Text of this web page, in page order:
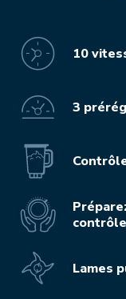
10
3
Lames